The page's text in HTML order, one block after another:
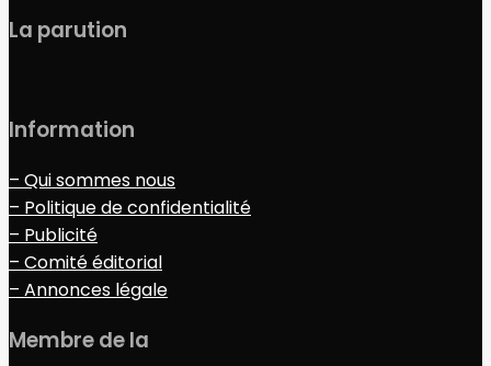
La parution
Information
– Qui sommes nous
– Politique de confidentialité
– Publicité
– Comité éditorial
– Annonces légale
Membre de la